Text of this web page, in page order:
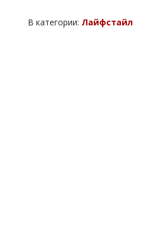
В категории: Лайфстайл